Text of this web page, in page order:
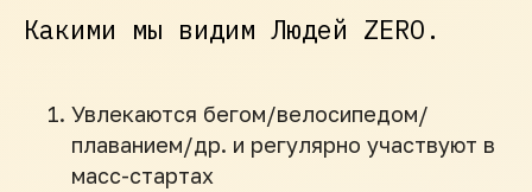
Какими мы видим Людей ZERO.
Увлекаются бегом/велосипедом/
плаванием/др. и регулярно участвуют в
масс-стартах